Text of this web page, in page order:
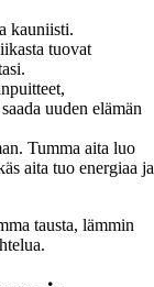
kauniisti.
tuovat
uuden elämän
Tumma aita luo
aita tuo energiaa ja
tausta, lämmin